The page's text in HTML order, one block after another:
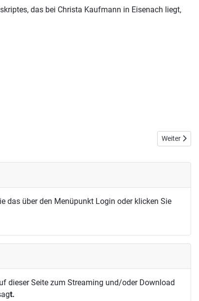
das bei Christa Kaufmann in Eisenach liegt,
Nächster
Weiter
das über den Menüpunkt Login oder klicken Sie
dieser Seite zum Streaming und/oder Download
t.